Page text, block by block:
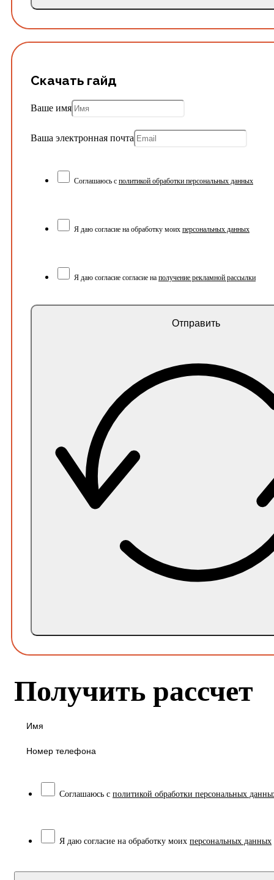
Скачать гайд
Ваше имя
Ваша электронная почта
Соглашаюсь с политикой обработки персональных данных
Я даю согласие на обработку моих персональных данных
Я даю согласие согласие на получение рекламной рассылки
Отправить
Получить рассчет
Соглашаюсь с политикой обработки персональных
Я даю согласие на обработку моих персональных данных